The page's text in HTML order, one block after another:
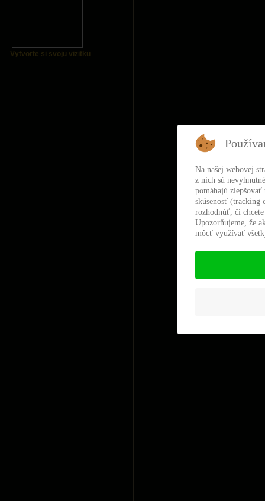
Vytvorte si svoju vizitku
Na našej webovej
z nich sú
pomáhajú
skúsenosť (tracking
rozhodnúť, či
Upozorňujeme, že
môcť využívať